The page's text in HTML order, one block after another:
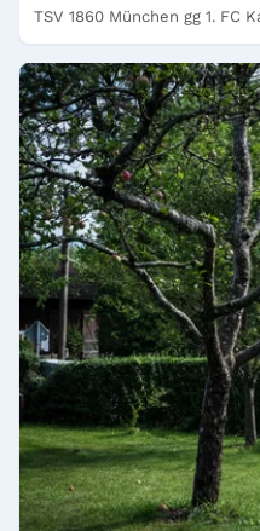
TSV 1860 München gg 1. FC